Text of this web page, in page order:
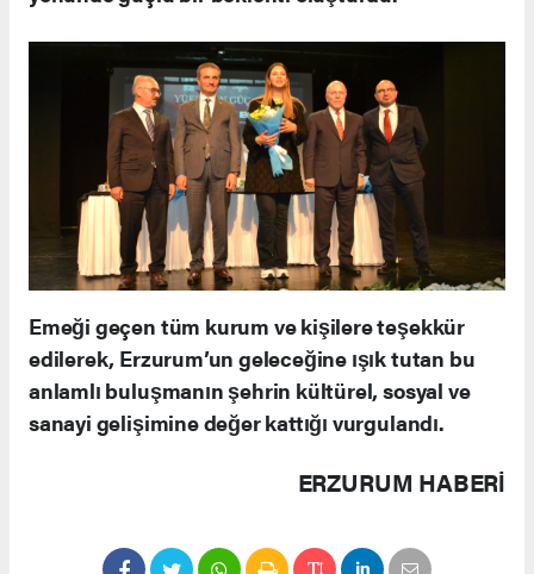
Emeği geçen tüm kurum ve kişilere teşekkür
edilerek, Erzurum’un geleceğine ışık tutan bu
anlamlı buluşmanın şehrin kültürel, sosyal ve
sanayi gelişimine değer kattığı vurgulandı.
ERZURUM HABERİ